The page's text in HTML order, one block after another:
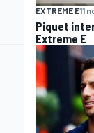
EXTREME E11
Piquet
Extreme E